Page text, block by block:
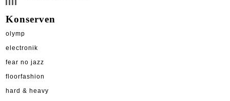
Konserven
olymp
electronik
fear no jazz
floorfashion
hard & heavy